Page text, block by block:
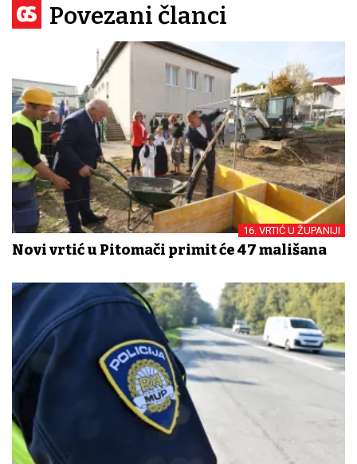
Povezani članci
16. VRTIĆ U ŽUPANIJI
Novi vrtić u Pitomači primit će 47 mališana